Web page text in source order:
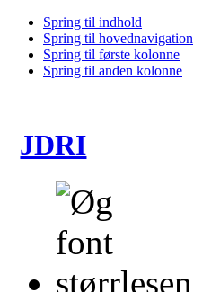
Spring til indhold
Spring til hovednavigation
Spring til første kolonne
Spring til anden kolonne
JDRI